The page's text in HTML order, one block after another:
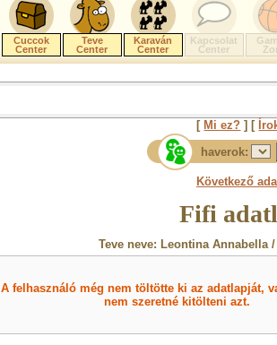
Cuccok
Center
Teve
Center
Karaván
Center
Kapcsolat
Center
[ Mi ez? ] [
haverok:
Következő
Fifi
Teve neve: Leontina Annabella
A felhasználó még nem töltötte ki az adatlapját,
nem szeretné kitölteni azt.